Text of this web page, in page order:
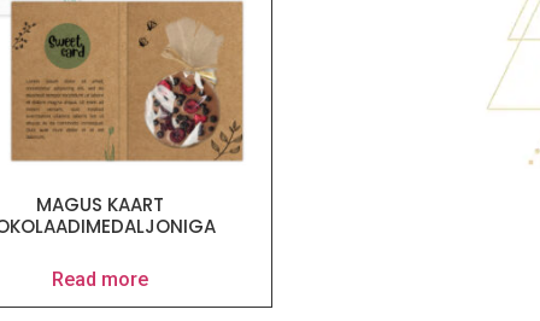
MAGUS KAART
Read more